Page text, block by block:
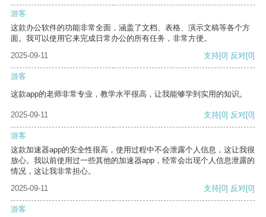
游客
这款办公软件的功能非常全面，涵盖了文档、表格、演示文稿等各个方
面。我可以使用它来完成日常办公的所有任务，非常方便。
2025-09-11
支持[0] 反对[0]
游客
这款app的老师非常专业，教学水平很高，让我能够学到实用的知识。
2025-09-11 支持[0] 反对[0]
游客
这款加速器app的安全性很高，使用过程中不会泄露个人信息，这让我很
放心。我以前使用过一些其他的加速器app，经常会出现个人信息泄露的
情况，这让我非常担心。
2025-09-11
支持[0] 反对[0]
游客